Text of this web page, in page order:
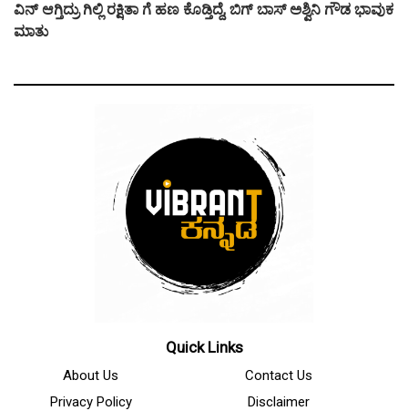
ವಿನ್ ಆಗ್ತಿದ್ರು ಗಿಲ್ಲಿ ರಕ್ಷಿತಾ ಗೆ ಹಣ ಕೊಡ್ತಿದ್ದೆ, ಬಿಗ್ ಬಾಸ್ ಅಶ್ವಿನಿ ಗೌಡ ಭಾವುಕ
ಮಾತು
Quick Links
About Us
Contact Us
Privacy Policy
Disclaimer